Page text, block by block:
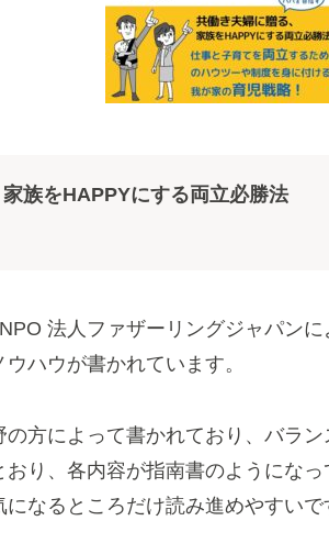
族をHAPPYにする両立必勝法
法人ファザーリングジャパン
ハウが書かれています。
方によって書かれており、バラ
おり、各内容が指南書のようになっ
になるところだけ読み進めやすいで